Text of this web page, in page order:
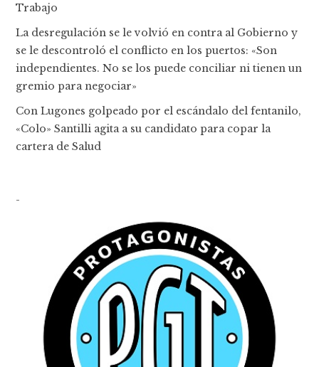
Trabajo
La desregulación se le volvió en contra al Gobierno y
se le descontroló el conflicto en los puertos: «Son
independientes. No se los puede conciliar ni tienen un
gremio para negociar»
Con Lugones golpeado por el escándalo del fentanilo,
«Colo» Santilli agita a su candidato para copar la
cartera de Salud
-